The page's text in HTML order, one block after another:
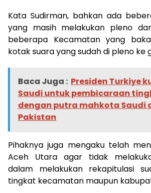
Kata Sudirman, bahkan ada
yang masih melakukan pleno
beberapa Kecamatan yang
kotak suara yang sudah di pleno ke
Baca Juga : Presiden Turkiye
Saudi untuk pembicaraan
dengan putra mahkota Saudi
Pakistan
Pihaknya juga mengaku telah
Aceh Utara agar tidak
dalam melakukan rekapitulasi
tingkat kecamatan maupun